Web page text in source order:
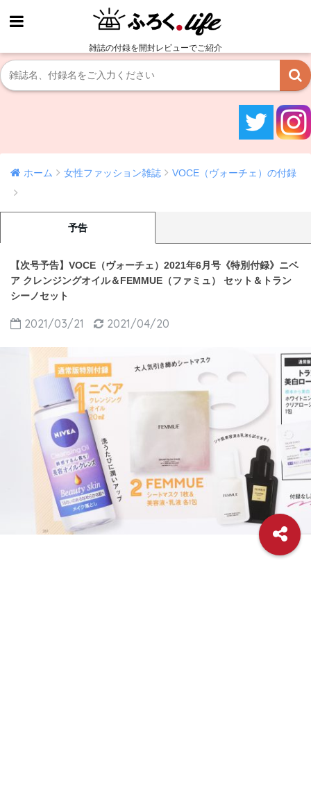
雑誌の付録を開封レビューでご紹介
ホーム 女性ファッション雑誌 VOCE（ヴォーチェ）の付録
予告
【次号予告】VOCE（ヴォーチェ）2021年6月号《特別付録》ニベ
ア クレンジングオイル＆FEMMUE（ファミュ） セット＆トラン
シーノセット
2021/03/21 2021/04/20